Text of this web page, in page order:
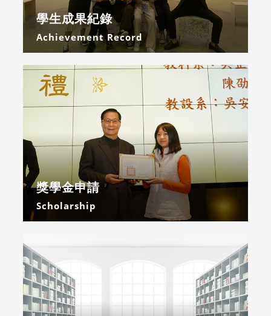
學生成果紀錄
Achievement Record
獎學金申請
Scholarship